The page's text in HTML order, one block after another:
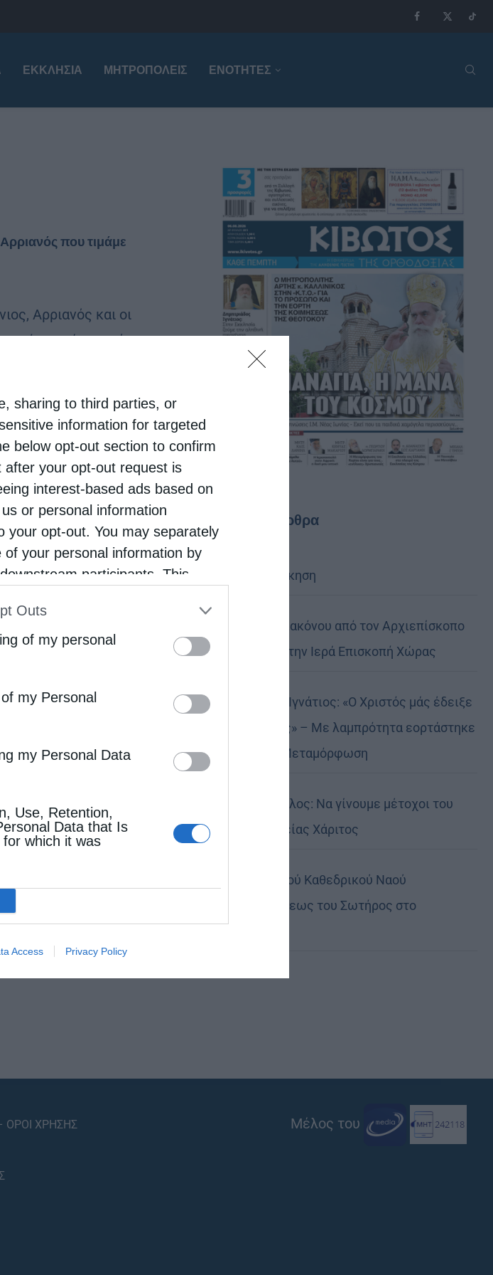
sharing to third parties, or
information for targeted
below opt-out section to confirm
your opt-out request is
interest-based ads based on
or personal information
your opt-out. You may separately
your personal information by
participants. This
that may further disclose it to
Outs
of my personal
my Personal
my Personal Data
Use, Retention,
Data that Is
which it was
Access Privacy Policy
ΕΚΚΛΗΣΊΑ ΜΗΤΡΟΠΌΛΕΙΣ ΕΝΟΤΗΤΕΣ
που τιμάμε
Αρριανός και οι
τιμώνται σήμερα
του βασιλιά
Τελευταία άρθρα
Κακό και εκδίκηση
Χειροτονία Διακόνου από τον Αρχιεπίσκοπο
Αυστραλίας στην Ιερά Επισκοπή Χώρας
Δημητριάδος Ιγνάτιος: «Ο Χριστός μάς έδειξε
το μέλλον μας» – Με λαμπρότητα εορτάστηκε
στον Βόλο η Μεταμόρφωση
Κορίνθου Παύλος: Να γίνουμε μέτοχοι του
φωτός της Θείας Χάριτος
Πανήγυρη Ιερού Καθεδρικού Ναού
Μεταμορφώσεως του Σωτήρος στο
ΟΡΟΙ ΧΡΗΣΗΣ
Μέλος του